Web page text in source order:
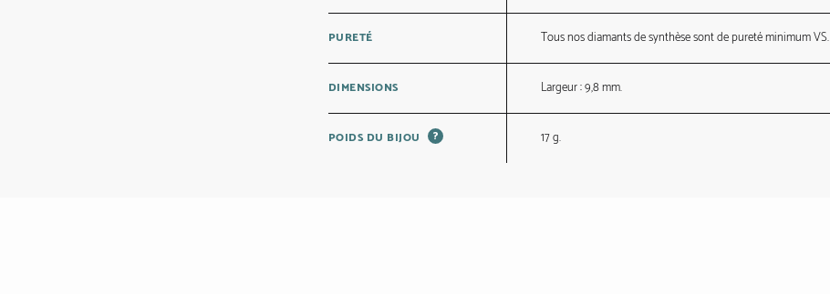
PURETÉ Tous nos diamants de synthèse sont de pureté minimum VS.
DIMENSIONS Largeur : 9,8 mm.
POIDS DU BIJOU ? 17 g.